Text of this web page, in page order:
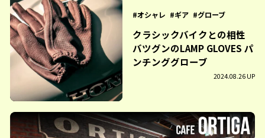
オシャレ ギア グローブ
クラシックバイクとの相性
バツグンのLAMP GLOVES パ
ンチンググローブ
2024.08.26 UP